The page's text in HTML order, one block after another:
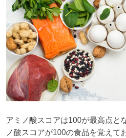
アミノ酸スコアは100が最高点と
ノ酸スコアが100の食品を覚えて